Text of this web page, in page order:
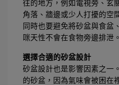
往的地方，例如電視旁、玄
角落、牆邊或少人打擾的空
同時也要避免將砂盆與食盆
咪天性不會在食物旁邊排泄。
選擇合適的砂盆設計
砂盆設計也是影響因素之一
的砂盆，因為氣味會被困在